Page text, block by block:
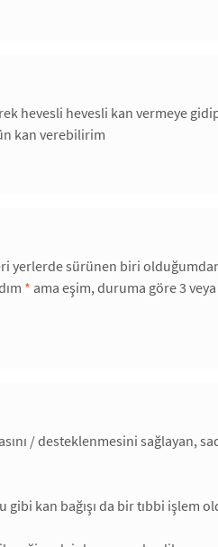
hevesli hevesli kan vermeye
kan verebilirim
yerlerde sürünen biri
* ama eşim, duruma göre 3
/ desteklenmesini sağlayan,
kan bağışı da bir tıbbi işlem